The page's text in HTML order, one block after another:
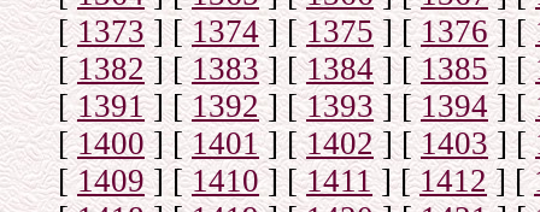
[1373] [1374] [1375] [1376] [
[1382] [1383] [1384] [1385] [
[1391] [1392] [1393] [1394] [
[1400] [1401] [1402] [1403] [
[1409] [1410] [1411 ] [1412] [